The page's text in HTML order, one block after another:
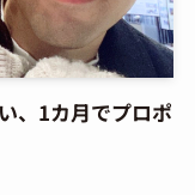
、1カ月でプロポ